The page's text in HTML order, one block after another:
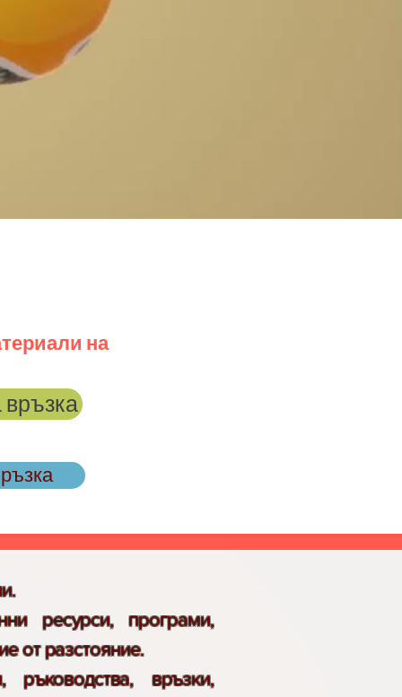
на
ресурси, програми,
от разстояние.
ръководства, връзки,